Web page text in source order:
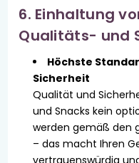
6. Einhaltung
Qualitäts- und
Höchste
Sicherheit
Qualität und
und Snacks kein
werden gemäß den
– das macht Ihren